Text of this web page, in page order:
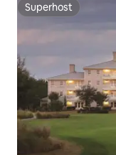
Superhost
Superhost